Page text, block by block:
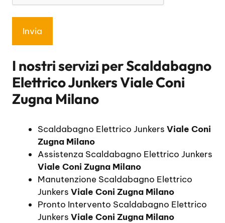
I nostri servizi perScaldabagno
Elettrico Junkers Viale Coni
Zugna Milano
Scaldabagno Elettrico Junkers Viale Coni
Zugna Milano
Assistenza Scaldabagno Elettrico Junkers
Viale Coni Zugna Milano
Manutenzione Scaldabagno Elettrico
Junkers Viale Coni Zugna Milano
Pronto Intervento Scaldabagno Elettrico
Junkers Viale Coni Zugna Milano